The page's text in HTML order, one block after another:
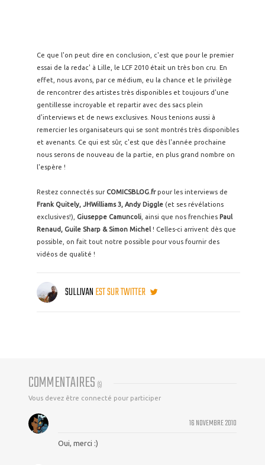
Ce que l'on peut dire en conclusion, c'est que pour le premier
essai de la redac' à Lille, le LCF 2010 était un très bon cru. En
effet, nous avons, par ce médium, eu la chance et le privilège
de rencontrer des artistes très disponibles et toujours d'une
gentillesse incroyable et repartir avec des sacs plein
d'interviews et de news exclusives. Nous tenions aussi à
remercier les organisateurs qui se sont montrés très disponibles
et avenants. Ce qui est sûr, c'est que dès l'année prochaine
nous serons de nouveau de la partie, en plus grand nombre on
l'espère !
Restez connectés sur COMICSBLOG.frpour les interviews de
Frank Quitely, JHWilliams 3, Andy Diggle (et ses révélations
exclusives!), Giuseppe Camuncoli , ainsi que nos frenchies Paul
Renaud, Guile Sharp & Simon Michel ! Celles-ci arrivent dès que
possible, on fait tout notre possible pour vous fournir des
vidéos de qualité !
SULLIVANEST SUR TWITTER
COMMENTAIRES (5)
Vous devez être connecté pour participer
16 NOVEMBRE 2010
Oui, merci :)